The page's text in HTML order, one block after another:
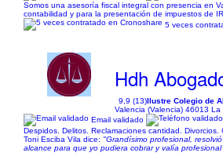
Somos una asesoría fiscal integral con presencia en
contabilidad y para la presentación de impuestos de
5 veces
Hdh
9,9 (13)Ilustre Colegio de
Valencia (Valencia) 46013 La
Email validado
Despidos. Delitos. Reclamaciones cantidad.
Toni Esciba Vila dice: "Grandísimo profesional,
alcance para que yo pudiera cobrar y valía